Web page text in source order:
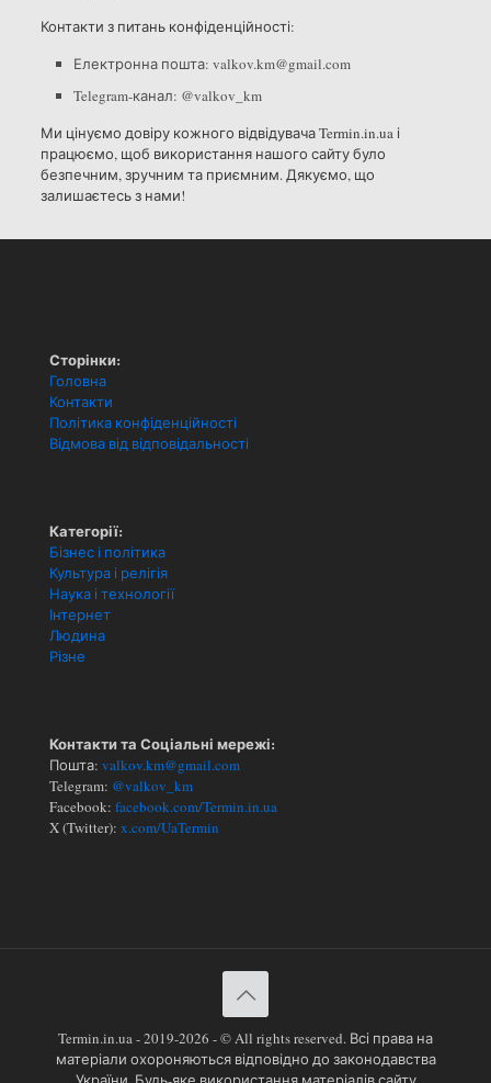
Контакти з питань конфіденційності:
Електронна пошта: valkov.km@gmail.com
Telegram-канал: @valkov_km
Ми цінуємо довіру кожного відвідувача Termin.in.ua і
працюємо, щоб використання нашого сайту було
безпечним, зручним та приємним. Дякуємо, що
залишаєтесь з нами!
Сторінки:
Головна
Контакти
Політика конфіденційності
Відмова від відповідальності
Категорії:
Бізнес і політика
Культура і релігія
Наука і технології
Інтернет
Людина
Різне
Контакти та Соціальні мережі:
Пошта: valkov.km@gmail.com
Telegram: @valkov_km
Facebook: facebook.com/Termin.in.ua
X (Twitter): x.com/UaTermin
Termin.in.ua - 2019-2026 - © All rights reserved. Всі права на
матеріали охороняються відповідно до законодавства